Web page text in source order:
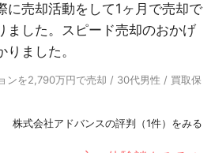
に売却活動をして1ヶ月で売却で
ました。スピード売却のおかげ
ました。
ンを2,790万円で売却 / 30代男性 / 買取保
株式会社アドバンスの評判（1件）をみる